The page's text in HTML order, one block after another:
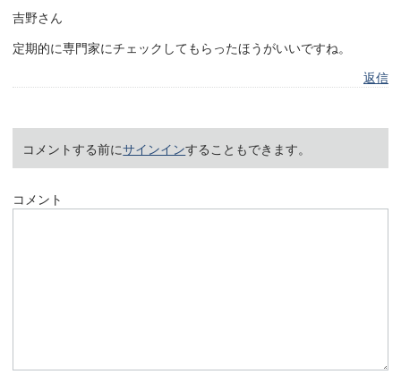
吉野さん
定期的に専門家にチェックしてもらったほうがいいですね。
返信
コメントする前にサインインすることもできます。
コメント